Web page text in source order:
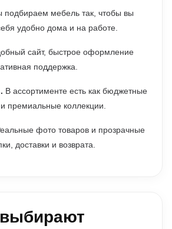
подбираем мебель так, чтобы вы
удобно дома и на работе.
сайт, быстрое оформление
поддержка.
В ассортименте есть как бюджетные
премиальные коллекции.
фото товаров и прозрачные
доставки и возврата.